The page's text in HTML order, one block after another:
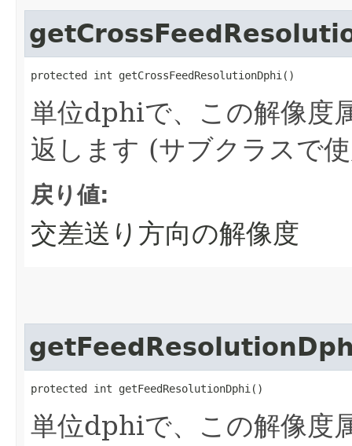
protected int getCrossFeedResolutionDphi()
単位dphiで、この解像度
返します (サブクラスで
戻り値:
交差送り方向の解像度
protected int getFeedResolutionDphi()
単位dphiで、この解像度